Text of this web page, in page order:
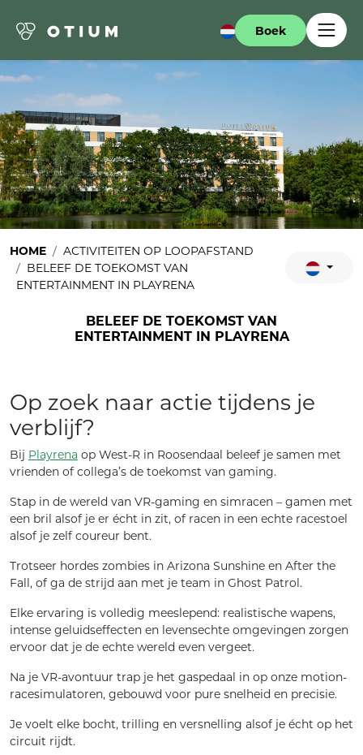
Boek
HOME
ACTIVITEITEN OP LOOPAFSTAND
BELEEF DE TOEKOMST VAN
ENTERTAINMENT IN PLAYRENA
BELEEF DE TOEKOMST VAN
ENTERTAINMENT IN PLAYRENA
Op zoek naar actie tijdens je
verblijf?
Bij Playrena op West-R in Roosendaal beleef je samen met
vrienden of collega’s de toekomst van gaming.
Stap in de wereld van VR-gaming en simracen – gamen met
een bril alsof je er écht in zit, of racen in een echte racestoel
alsof je zelf coureur bent.
Trotseer hordes zombies in Arizona Sunshine en After the
Fall, of ga de strijd aan met je team in Ghost Patrol.
Elke ervaring is volledig meeslepend: realistische wapens,
intense geluidseffecten en levensechte omgevingen zorgen
ervoor dat je de echte wereld even vergeet.
Na je VR-avontuur trap je het gaspedaal in op onze motion-
racesimulatoren, gebouwd voor pure snelheid en precisie.
Je voelt elke bocht, trilling en versnelling alsof je écht op het
circuit rijdt.